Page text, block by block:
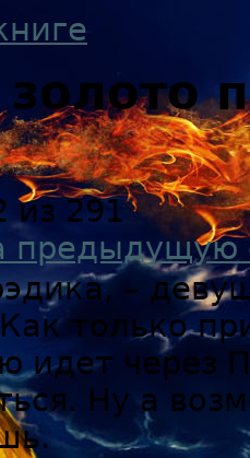
из 291
предыдущую
–
только
идет через
Ну а